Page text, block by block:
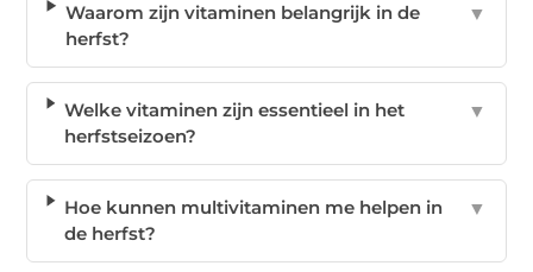
Waarom zijn vitaminen belangrijk in de
herfst?
▼
Welke vitaminen zijn essentieel in het
herfstseizoen?
▼
Hoe kunnen multivitaminen me helpen in
de herfst?
▼